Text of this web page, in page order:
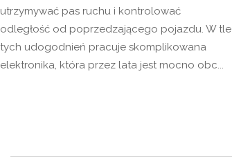
utrzymywać pas ruchu i kontrolować
odległość od poprzedzającego pojazdu. W tle
tych udogodnień pracuje skomplikowana
elektronika, która przez lata jest mocno obc...